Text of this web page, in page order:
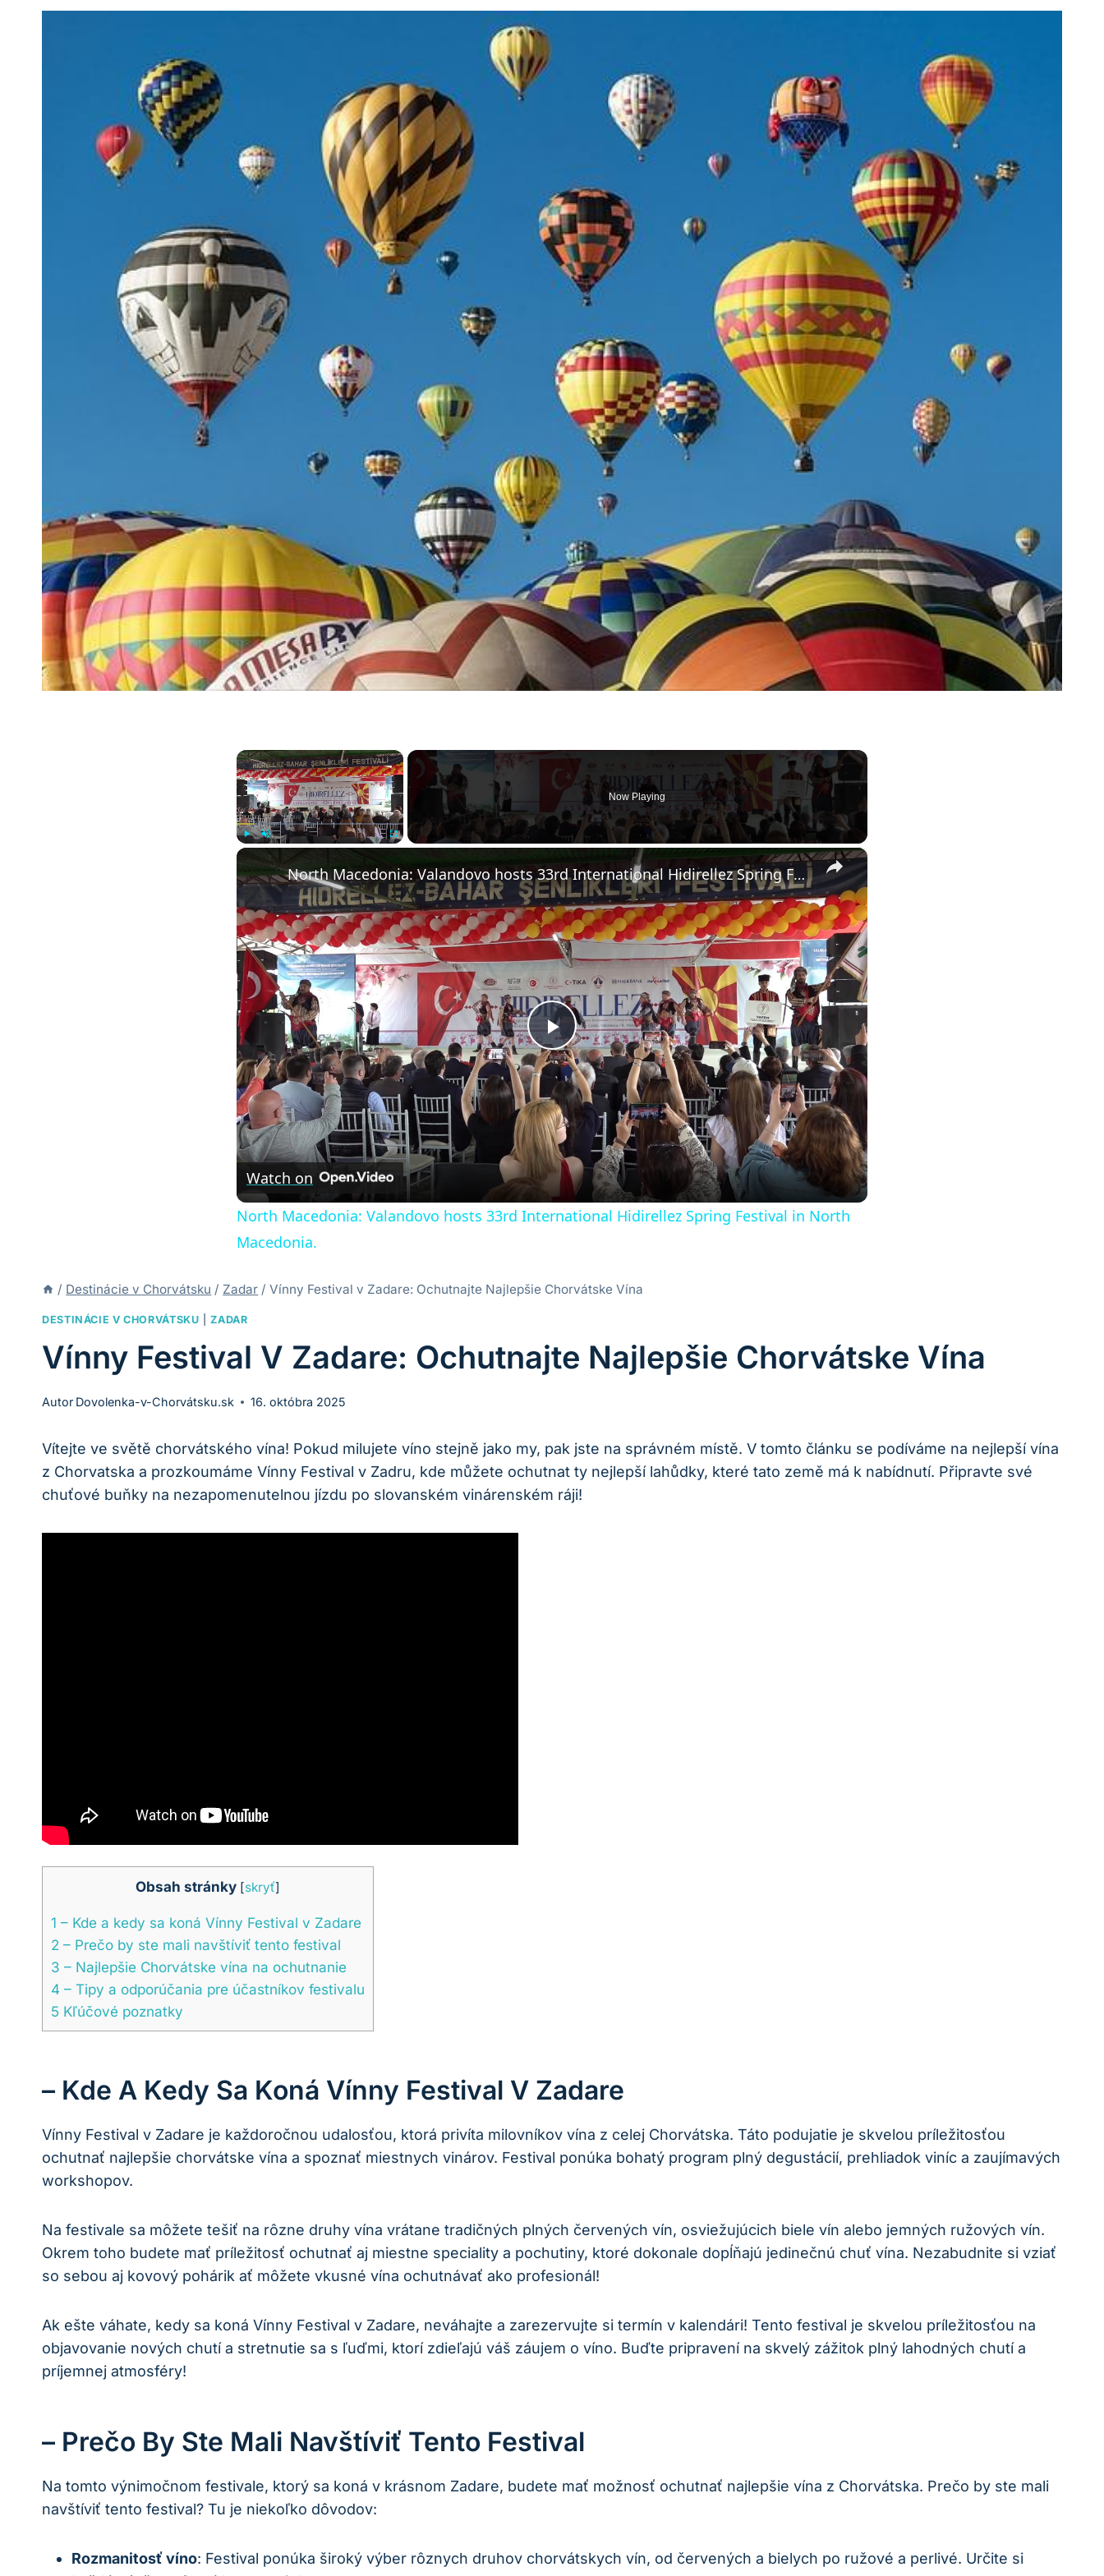
×
Now Playing
×
Play
Video
North Macedonia: Valandovo hosts 33rd International Hidirellez Spring Festival in North Macedonia.
Watch on
North Macedonia: Valandovo hosts 33rd International Hidirellez Spring Festival in North
Macedonia.
/ Destinácie v Chorvátsku / Zadar / Vínny Festival v Zadare: Ochutnajte Najlepšie Chorvátske Vína
DESTINÁCIE V CHORVÁTSKU |ZADAR
Vínny Festival V Zadare: Ochutnajte Najlepšie Chorvátske Vína
Autor Dovolenka-v-Chorvátsku.sk 16. októbra 2025
Vítejte ve světě chorvátského vína! Pokud milujete víno stejně jako my, pak jste na správném místě. V tomto článku se podíváme na nejlepší vína
z Chorvatska a prozkoumáme Vínny Festival v Zadru, kde můžete ochutnat ty nejlepší lahůdky, které tato země má k nabídnutí. Připravte své
chuťové buňky na nezapomenutelnou jízdu po slovanském vinárenském ráji!
Obsah stránky [skryť]
1 – Kde a kedy sa koná Vínny Festival v Zadare
2 – Prečo by ste mali navštíviť tento festival
3 – Najlepšie Chorvátske vína na ochutnanie
4 – Tipy a odporúčania pre účastníkov festivalu
5 Kľúčové poznatky
– Kde A Kedy Sa Koná Vínny Festival V Zadare
Vínny Festival v Zadare je každoročnou udalosťou, ktorá privíta milovníkov vína z celej Chorvátska. Táto podujatie je skvelou príležitosťou
ochutnať najlepšie chorvátske vína a spoznať miestnych vinárov. Festival ponúka bohatý program plný degustácií, prehliadok viníc a zaujímavých
workshopov.
Na festivale sa môžete tešiť na rôzne druhy vína vrátane tradičných plných červených vín, osviežujúcich biele vín alebo jemných ružových vín.
Okrem toho budete mať príležitosť ochutnať aj miestne speciality a pochutiny, ktoré dokonale dopĺňajú jedinečnú chuť vína. Nezabudnite si vziať
so sebou aj kovový pohárik ať môžete vkusné vína ochutnávať ako profesionál!
Ak ešte váhate, kedy sa koná Vínny Festival v Zadare, neváhajte a zarezervujte si termín v kalendári! Tento festival je skvelou príležitosťou na
objavovanie nových chutí a stretnutie sa s ľuďmi, ktorí zdieľajú váš záujem o víno. Buďte pripravení na skvelý zážitok plný lahodných chutí a
príjemnej atmosféry!
– Prečo By Ste Mali Navštíviť Tento Festival
Na tomto výnimočnom festivale, ktorý sa koná v krásnom Zadare, budete mať možnosť ochutnať najlepšie vína z Chorvátska. Prečo by ste mali
navštíviť tento festival? Tu je niekoľko dôvodov:
Rozmanitosť víno: Festival ponúka široký výber rôznych druhov chorvátskych vín, od červených a bielych po ružové a perlivé. Určite si